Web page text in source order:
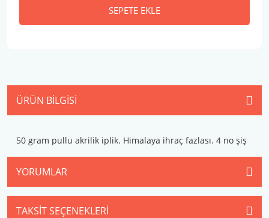
SEPETE EKLE
ÜRÜN BILGISI
50 gram pullu akrilik iplik. Himalaya ihraç fazlası. 4 no şiş
YORUMLAR
TAKSIT SEÇENEKLERI